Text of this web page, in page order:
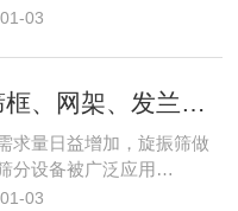
03
架、发兰盘、电机功率几大项是提高生产效率关键因素
求量日益增加，旋振筛做
分设备被广泛应用…
03